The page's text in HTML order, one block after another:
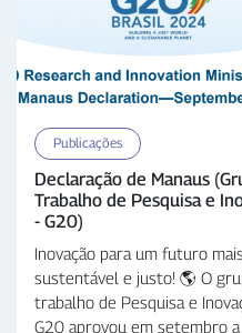
Publicações
Declaração de Manaus
Trabalho de Pesquisa e
- G20)
Inovação para um futuro mais
sustentável e justo! 🌎 O
trabalho de Pesquisa e
G20 aprovou em setembro a